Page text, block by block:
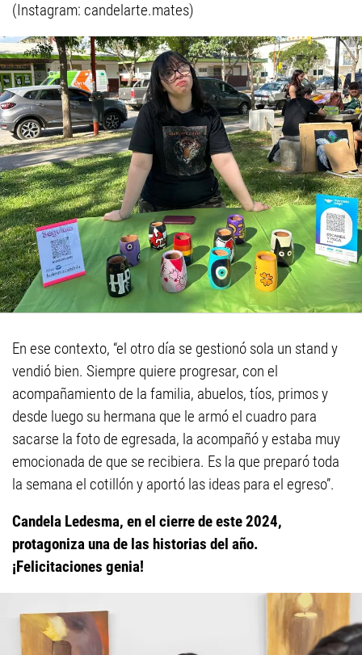
(Instagram: candelarte.mates)
En ese contexto, “el otro día se gestionó sola un stand y
vendió bien. Siempre quiere progresar, con el
acompañamiento de la familia, abuelos, tíos, primos y
desde luego su hermana que le armó el cuadro para
sacarse la foto de egresada, la acompañó y estaba muy
emocionada de que se recibiera. Es la que preparó toda
la semana el cotillón y aportó las ideas para el egreso”.
Candela Ledesma, en el cierre de este 2024,
protagoniza una de las historias del año.
¡Felicitaciones genia!